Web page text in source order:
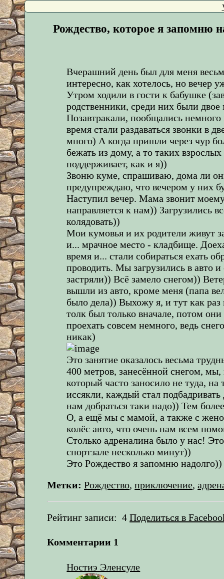
Рождество, которое я запомню
Вчерашний день был для меня
интересно, как хотелось, но вечер
Утром ходили в гости к бабушке
родственники, среди них были
Позавтракали, пообщались
время стали раздаваться звонки в
много) А когда пришли через чур
бежать из дому, а то таких
поддерживает, как и я))
Звоню куме, спрашиваю, дома ли
предупреждаю, что вечером у них
Наступил вечер. Мама звонит
направляется к нам)) Загрузились
колядовать))
Мои кумовья и их родители живут
и... мрачное место - кладбище.
время и... стали собираться ехать
проводить. Мы загрузились в авто
застряли)) Всё замело снегом))
вышли из авто, кроме меня (папа
было дела)) Выхожу я, и тут как
толк был только вначале, потом
проехать совсем немного, ведь
никак)
Это занятие оказалось весьма
400 метров, занесённой снегом,
который часто заносило не туда,
иссякли, каждый стал
нам добраться таки надо)) Тем
О, а ещё мы с мамой, а также с
колёс авто, что очень нам всем
Столько адреналина было у нас!
спортзале несколько минут))
Это Рождество я запомню надолго))
Метки: Рождество,приключение,
Рейтинг записи: 4 Поделиться в
Комментарии 1
Ностиэ Эленсуле